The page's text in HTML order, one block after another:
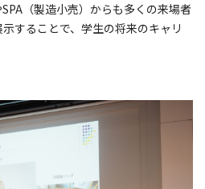
（製造小売）からも多くの来場者
することで、学生の将来のキャリ